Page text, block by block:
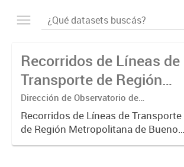
Recorridos de Líneas de
Transporte de Región
Metropolitana de
Buenos Aires (RMBA)
Dirección de Observatorio de
Transporte, Estudio y Sistemas
Recorridos de Líneas de Transporte
de Región Metropolitana de Buenos
Aires (RMBA).-